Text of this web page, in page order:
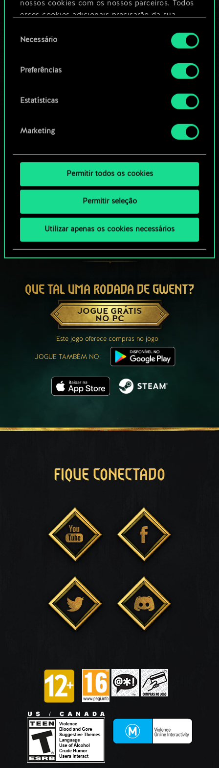
nossos cookies com os nossos parceiros. Todos
esses cookies adicionais precisarão da sua
Você encontrará todos os detalhes sobre o uso
de cookies e poderá ajustar as suas preferências
no menu "Configurações" abaixo.
deNecessário
Preferências
Estatísticas
Marketing
Permitir todos os cookies
Permitir seleção
Utilizar apenas os cookies necessários
comunidade
QUE TAL UMA RODADA DE GWENT?
JOGUE GRÁTIS
NO PC
Este jogo oferece compras no jogo
JOGUE TAMBÉM NO:
FIQUE CONECTADO